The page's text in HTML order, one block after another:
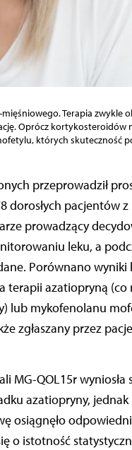
Terapia zwykle
Oprócz kortykosteroidów
których skuteczność
dorosłych pacjentów
prowadzący
leku, a
Porównano
azatiopryną (co
lub mykofenolanu
zgłaszany przez
MG-QOL15r
azatiopryny, jednak
osiągnęło
o istotność